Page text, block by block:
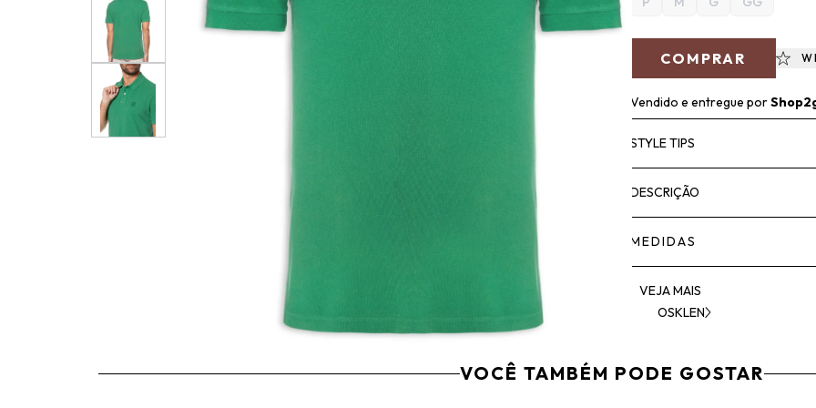
COMPRAR
Vendido e entregue por
STYLE TIPS
DESCRIÇÃO
MEDIDAS
VEJA MAIS
OSKLEN
VOCÊ TAMBÉM PODE GOSTAR